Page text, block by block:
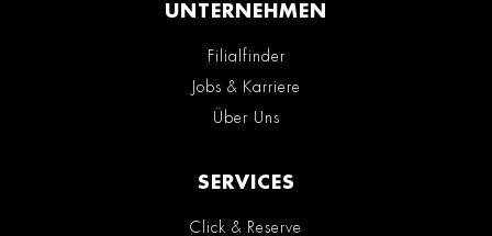
UNTERNEHMEN
Filialfinder
Jobs & Karriere
Über Uns
SERVICES
Click & Reserve